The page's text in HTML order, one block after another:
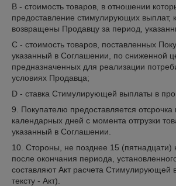
В - стоимость товаров, в отношении
предоставление стимулирующих выплат,
возвращены Продавцу за период,
С - стоимость товаров, поставленных
указанный в Соглашении, по сниженной
предназначенных для реализации
условиях Продавца;
D - ставка Стимулирующей выплаты в
9. Покупателю предоставляется
календарных дней с момента отгрузки
указанный в Соглашении.
10. Стороны, не позднее 15 (пятнадцати)
после окончания периода,
составляют Акт расчета Стимулирующей
тексту - Акт).